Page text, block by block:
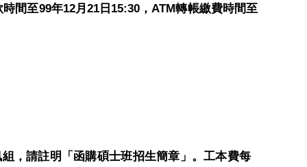
時間至99年12月 21日 15:30 ，ATM轉帳繳費時間至
，請註明「函購碩士班招生簡章」。工本費每